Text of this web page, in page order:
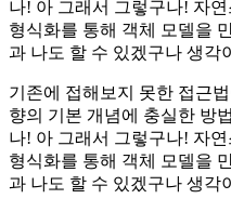
나! 아 그래서 그렇구나! 자
형식화를 통해 객체 모델을
과 나도 할 수 있겠구나 생각
기존에 접해보지 못한 접근
향의 기본 개념에 충실한 방
나! 아 그래서 그렇구나! 자
형식화를 통해 객체 모델을
과 나도 할 수 있겠구나 생각